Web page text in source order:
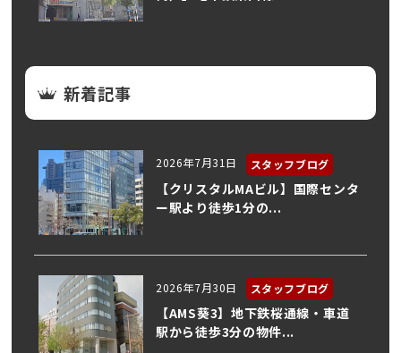
新着記事
2026年7月31日 スタッフブログ
【クリスタルMAビル】国際センタ
ー駅より徒歩1分の...
2026年7月30日 スタッフブログ
【AMS葵3】地下鉄桜通線・車道
駅から徒歩3分の物件...